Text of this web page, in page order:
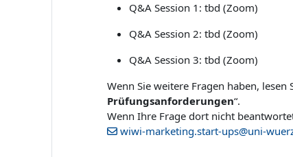
Q&A Session 1: tbd (Zoom)
Q&A Session 2: tbd (Zoom)
Q&A Session 3: tbd (Zoom)
Wenn Sie weitere Fragen haben,
Prüfungsanforderungen“.
Wenn Ihre Frage dort nicht
wiwi-marketing.start-ups@uni-